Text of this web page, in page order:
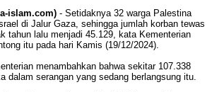
islam.com) - Setidaknya 32 warga Palestina
di Jalur Gaza, sehingga jumlah korban tewas
tahun lalu menjadi 45.129, kata Kementerian
itu pada hari Kamis (19/12/2024).
menambahkan bahwa sekitar 107.338
dalam serangan yang sedang berlangsung itu.